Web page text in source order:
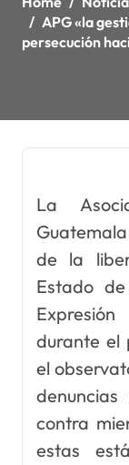
APG «la
persecución
La
de la
Estado
durante el
el
contra
estas